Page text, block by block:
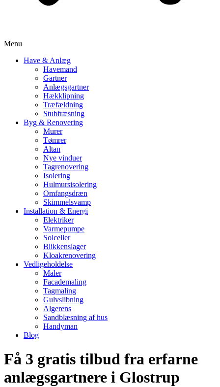
Menu
Have & Anlæg
Havemand
Gartner
Anlægsgartner
Hækklipning
Træfældning
Stubfræsning
Byg & Renovering
Murer
Tømrer
Altan
Nye vinduer
Tagrenovering
Isolering
Hulmursisolering
Omfangsdræn
Skimmelsvamp
Installation & Energi
Elektriker
Varmepumpe
Solceller
Blikkenslager
Kloakrenovering
Vedligeholdelse
Maler
Facademaling
Tagmaling
Gulvslibning
Algerens
Sandblæsning af hus
Handyman
Blog
Få 3 gratis tilbud fra erfarne
anlægsgartnere i Glostrup